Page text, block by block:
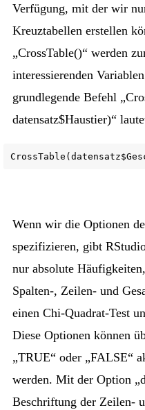
Verfügung, mit der wir
Kreuztabellen erstellen
„CrossTable()“ werden
interessierenden
grundlegende Befehl
datensatz$Haustier)“
Wenn wir die Optionen
spezifizieren, gibt
nur absolute
Spalten-, Zeilen- und
einen Chi-Quadrat-Test
Diese Optionen können
„TRUE“ oder „FALSE“
werden. Mit der Option
Beschriftung der Zeilen-